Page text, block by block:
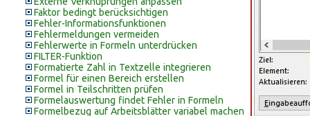
Faktor bedingt berücksichtigen
Fehler-Informationsfunktionen
Fehlermeldungen vermeiden
Fehlerwerte in Formeln unterdrücken
FILTER-Funktion
Formatierte Zahl in Textzelle integrieren
Formel für einen Bereich erstellen
Formel in Teilschritten prüfen
Formelauswertung findet Fehler in Formeln
Formelbezug auf Arbeitsblätter variabel machen